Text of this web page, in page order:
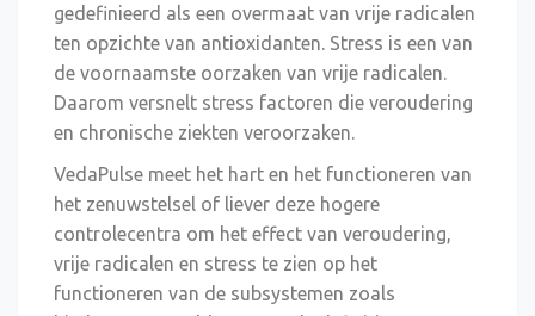
gedefinieerd als een overmaat van vrije radicalen
ten opzichte van antioxidanten. Stress is een van
de voornaamste oorzaken van vrije radicalen.
Daarom versnelt stress factoren die veroudering
en chronische ziekten veroorzaken.
VedaPulse meet het hart en het functioneren van
het zenuwstelsel of liever deze hogere
controlecentra om het effect van veroudering,
vrije radicalen en stress te zien op het
functioneren van de subsystemen zoals